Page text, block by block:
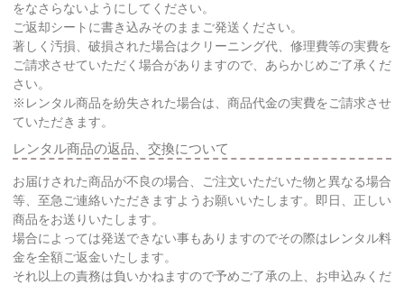
をなさらないようにしてください。
ご返却シートに書き込みそのままご発送ください。
著しく汚損、破損された場合はクリーニング代、修理費等の実費を
ご請求させていただく場合がありますので、あらかじめご了承くだ
さい。
※レンタル商品を紛失された場合は、商品代金の実費をご請求させ
ていただきます。
レンタル商品の返品、交換について
お届けされた商品が不良の場合、ご注文いただいた物と異なる場合
等、至急ご連絡いただきますようお願いいたします。即日、正しい
商品をお送りいたします。
場合によっては発送できない事もありますのでその際はレンタル料
金を全額ご返金いたします。
それ以上の責務は負いかねますので予めご了承の上、お申込みくだ